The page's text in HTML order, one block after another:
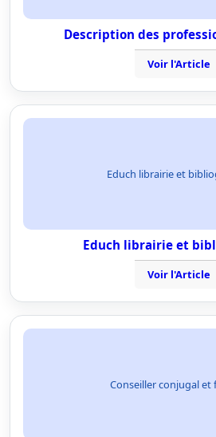
Description des
Voir l'Article
Educh librairie et
Educh librairie et
Voir l'Article
Conseiller conjugal et